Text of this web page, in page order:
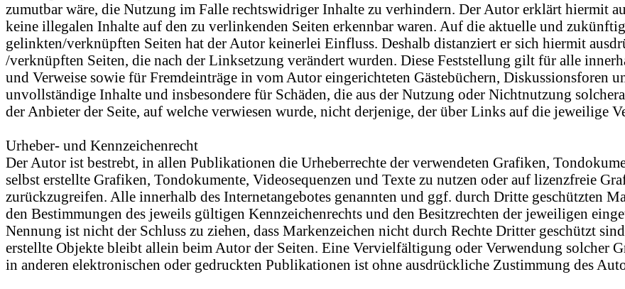
zumutbar wäre, die Nutzung im Falle rechtswidriger Inhalte zu verhindern. Der Autor erklärt hiermit
keine illegalen Inhalte auf den zu verlinkenden Seiten erkennbar waren. Auf die aktuelle und
gelinkten/verknüpften Seiten hat der Autor keinerlei Einfluss. Deshalb distanziert er sich hiermit
/verknüpften Seiten, die nach der Linksetzung verändert wurden. Diese Feststellung gilt für alle
und Verweise sowie für Fremdeinträge in vom Autor eingerichteten Gästebüchern, Diskussionsforen
unvollständige Inhalte und insbesondere für Schäden, die aus der Nutzung oder Nichtnutzung
der Anbieter der Seite, auf welche verwiesen wurde, nicht derjenige, der über Links auf die jeweilige
Urheber- und Kennzeichenrecht
Der Autor ist bestrebt, in allen Publikationen die Urheberrechte der verwendeten Grafiken,
selbst erstellte Grafiken, Tondokumente, Videosequenzen und Texte zu nutzen oder auf lizenzfreie
zurückzugreifen. Alle innerhalb des Internetangebotes genannten und ggf. durch Dritte geschützten
den Bestimmungen des jeweils gültigen Kennzeichenrechts und den Besitzrechten der jeweiligen
Nennung ist nicht der Schluss zu ziehen, dass Markenzeichen nicht durch Rechte Dritter geschützt
erstellte Objekte bleibt allein beim Autor der Seiten. Eine Vervielfältigung oder Verwendung solcher
in anderen elektronischen oder gedruckten Publikationen ist ohne ausdrückliche Zustimmung des